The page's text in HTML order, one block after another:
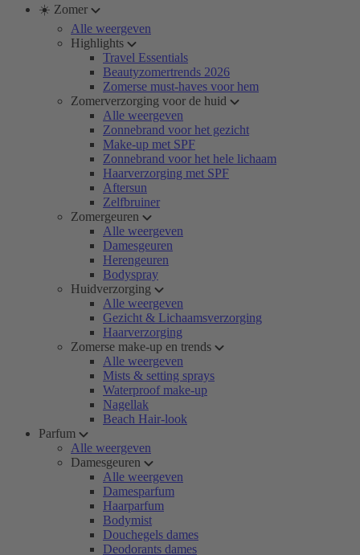
☀️ Zomer
Alle weergeven
Highlights
Travel Essentials
Beautyzomertrends 2026
Zomerse must-haves voor hem
Zomerverzorging voor de huid
Alle weergeven
Zonnebrand voor het gezicht
Make-up met SPF
Zonnebrand voor het hele lichaam
Haarverzorging met SPF
Aftersun
Zelfbruiner
Zomergeuren
Alle weergeven
Damesgeuren
Herengeuren
Bodyspray
Huidverzorging
Alle weergeven
Gezicht & Lichaamsverzorging
Haarverzorging
Zomerse make-up en trends
Alle weergeven
Mists & setting sprays
Waterproof make-up
Nagellak
Beach Hair-look
Parfum
Alle weergeven
Damesgeuren
Alle weergeven
Damesparfum
Haarparfum
Bodymist
Douchegels dames
Deodorants dames